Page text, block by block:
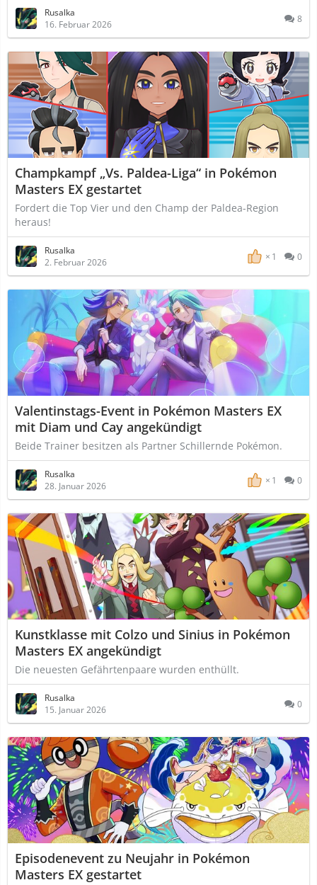
Rusalka
16. Februar 2026
8
Champkampf „Vs. Paldea-Liga“ in Pokémon
Masters EX gestartet
Fordert die Top Vier und den Champ der Paldea-Region
heraus!
Rusalka
2. Februar 2026
1 0
Valentinstags-Event in Pokémon Masters EX
mit Diam und Cay angekündigt
Beide Trainer besitzen als Partner Schillernde Pokémon.
Rusalka
28. Januar 2026
1 0
Kunstklasse mit Colzo und Sinius in Pokémon
Masters EX angekündigt
Die neuesten Gefährtenpaare wurden enthüllt.
Rusalka
15. Januar 2026
0
Episodenevent zu Neujahr in Pokémon
Masters EX gestartet